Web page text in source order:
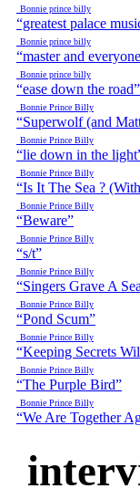
Bonnie prince billy
“greatest palace
Bonnie prince billy
“master and
Bonnie prince billy
“ease down the road”
Bonnie Prince Billy
“Superwolf (and
Bonnie Prince Billy
“lie down in the
Bonnie Prince Billy
“Is It The Sea ?
Bonnie Prince Billy
“Beware”
Bonnie Prince Billy
“s/t”
Bonnie Prince Billy
“Singers Grave A
Bonnie Prince Billy
“Pond Scum”
Bonnie Prince Billy
“Keeping Secrets
Bonnie Prince Billy
“The Purple Bird”
Bonnie Prince Billy
“We Are Together